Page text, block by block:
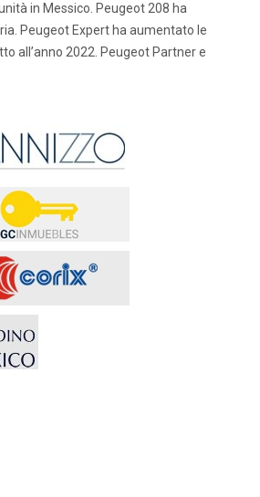
in Messico. Peugeot 208 ha
Peugeot Expert ha aumentato le
all’anno 2022. Peugeot Partner e